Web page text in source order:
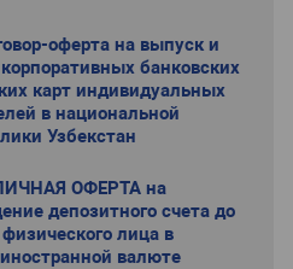
оферта на выпуск и
банковских
карт индивидуальных
в национальной
Узбекстан
ОФЕРТА на
депозитного счета до
лица в
валюте